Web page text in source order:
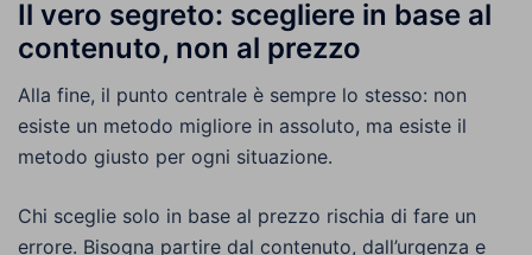
Il vero segreto: scegliere in base al
contenuto, non al prezzo
Alla fine, il punto centrale è sempre lo stesso: non
esiste un metodo migliore in assoluto, ma esiste il
metodo giusto per ogni situazione.
Chi sceglie solo in base al prezzo rischia di fare un
errore. Bisogna partire dal contenuto, dall’urgenza e